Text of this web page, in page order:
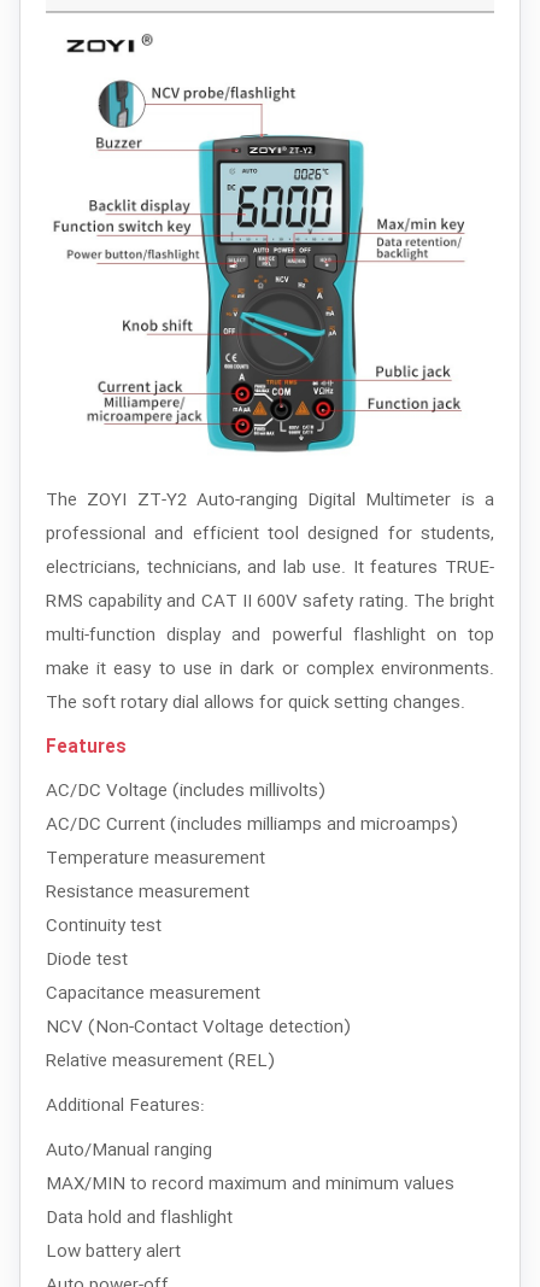
The ZOYI ZT-Y2 Auto-ranging Digital Multimeter is a
professional and efficient tool designed for students,
electricians, technicians, and lab use. It features TRUE-
RMS capability and CAT II 600V safety rating. The bright
multi-function display and powerful flashlight on top
make it easy to use in dark or complex environments.
The soft rotary dial allows for quick setting changes.
Features
AC/DC Voltage (includes millivolts)
AC/DC Current (includes milliamps and microamps)
Temperature measurement
Resistance measurement
Continuity test
Diode test
Capacitance measurement
NCV (Non-Contact Voltage detection)
Relative measurement (REL)
Additional Features:
Auto/Manual ranging
MAX/MIN to record maximum and minimum values
Data hold and flashlight
Low battery alert